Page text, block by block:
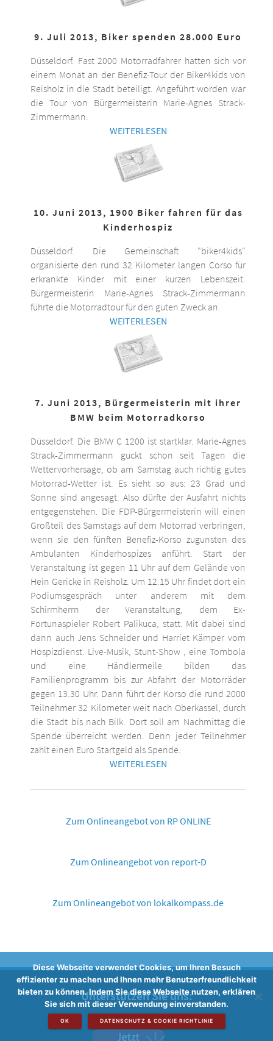
9. Juli 2013, Biker spenden 28.000 Euro
Düsseldorf. Fast 2000 Motorradfahrer hatten sich vor
einem Monat an der Benefiz-Tour der Biker4kids von
Reisholz in die Stadt beteiligt. Angeführt worden war
die Tour von Bürgermeisterin Marie-Agnes Strack-
Zimmermann.
WEITERLESEN
10. Juni 2013, 1900 Biker fahren für das
Kinderhospiz
Düsseldorf. Die Gemeinschaft "biker4kids"
organisierte den rund 32 Kilometer langen Corso für
erkrankte Kinder mit einer kurzen Lebenszeit.
Bürgermeisterin Marie-Agnes Strack-Zimmermann
führte die Motorradtour für den guten Zweck an.
WEITERLESEN
7. Juni 2013, Bürgermeisterin mit ihrer
BMW beim Motorradkorso
Düsseldorf. Die BMW C 1200 ist startklar. Marie-Agnes
Strack-Zimmermann guckt schon seit Tagen die
Wettervorhersage, ob am Samstag auch richtig gutes
Motorrad-Wetter ist. Es sieht so aus: 23 Grad und
Sonne sind angesagt. Also dürfte der Ausfahrt nichts
entgegenstehen. Die FDP-Bürgermeisterin will einen
Großteil des Samstags auf dem Motorrad verbringen,
wenn sie den fünften Benefiz-Korso zugunsten des
Ambulanten Kinderhospizes anführt. Start der
Veranstaltung ist gegen 11 Uhr auf dem Gelände von
Hein Gericke in Reisholz. Um 12.15 Uhr findet dort ein
Podiumsgespräch unter anderem mit dem
Schirmherrn der Veranstaltung, dem Ex-
Fortunaspieler Robert Palikuca, statt. Mit dabei sind
dann auch Jens Schneider und Harriet Kämper vom
Hospizdienst. Live-Musik, Stunt-Show , eine Tombola
und eine Händlermeile bilden das
Familienprogramm bis zur Abfahrt der Motorräder
gegen 13.30 Uhr. Dann führt der Korso die rund 2000
Teilnehmer 32 Kilometer weit nach Oberkassel, durch
die Stadt bis nach Bilk. Dort soll am Nachmittag die
Spende überreicht werden. Denn jeder Teilnehmer
zahlt einen Euro Startgeld als Spende.
WEITERLESEN
Zum Onlineangebot von RP ONLINE
Zum Onlineangebot von report-D
Zum Onlineangebot von lokalkompass.de
Unterstützen Sie uns:
Diese Webseite verwendet Cookies, um Ihren Besuch
effizienter zu machen und Ihnen mehr Benutzerfreundlichkeit
bieten zu können. Indem Sie diese Webseite nutzen, erklären
Sie sich mit dieser Verwendung einverstanden.
OK DATENSCHUTZ & COOKIE RICHTLINIE